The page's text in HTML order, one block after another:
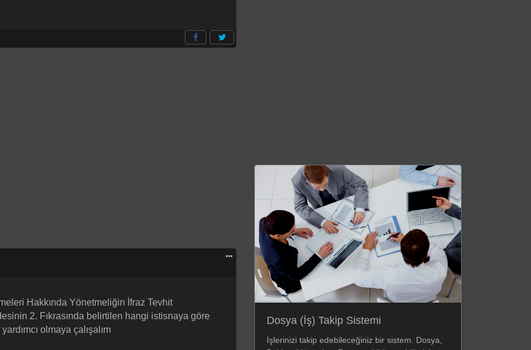
Hakkında Yönetmeliğin İfraz Tevhit
2. Fıkrasında belirtilen hangi istisnaya göre
olmaya çalışalım
Dosya (İş) Takip Sistemi
İşlerinizi takip edebileceğiniz bir sistem. Dosya,